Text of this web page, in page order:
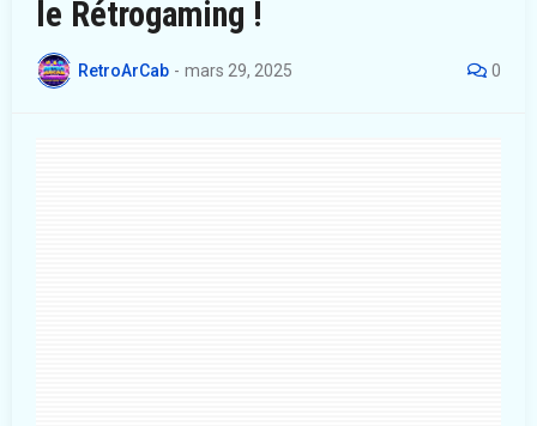
le Rétrogaming !
RetroArCab - mars 29, 2025 0